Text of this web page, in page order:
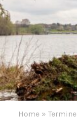
Home » Termine